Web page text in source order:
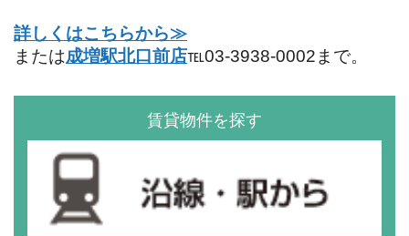
詳しくはこちらから≫
または成増駅北口前店℡03-3938-0002まで。
賃貸物件を探す